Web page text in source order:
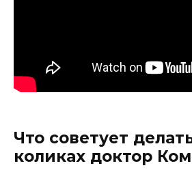
Что советует
коликах доктор